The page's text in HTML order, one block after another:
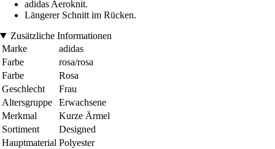
adidas Aeroknit.
Längerer Schnitt im Rücken.
Zusätzliche Informationen
Marke
adidas
Farbe
rosa/rosa
Farbe
Rosa
Geschlecht
Frau
Altersgruppe
Erwachsene
Merkmal
Kurze Ärmel
Sortiment
Designed
Hauptmaterial Polyester